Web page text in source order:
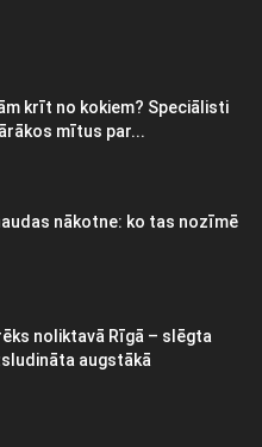
krīt no kokiem? Speciālisti
mītus par...
nākotne: ko tas nozīmē
noliktavā Rīgā – slēgta
augstākā